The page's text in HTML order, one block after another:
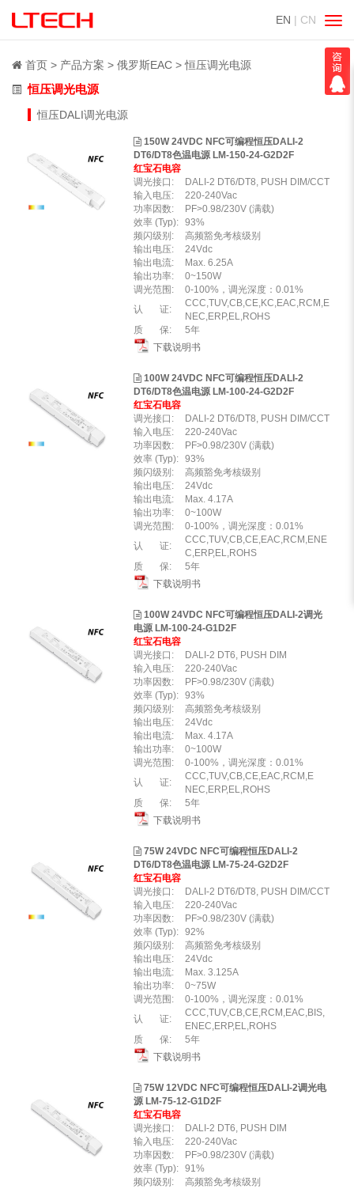
EN | CN
切
换
导
航
首页 产品方案 俄罗斯EAC 恒压调光电源
恒压调光电源
恒压DALI调光电源
150W 24VDC NFC可编程恒压DALI-2
DT6/DT8色温电源 LM-150-24-G2D2F
红宝石电容
调光接口:
DALI-2 DT6/DT8, PUSH DIM/CCT
输入电压:
220-240Vac
功率因数:
PF>0.98/230V (满载)
效率 (Typ): 93%
频闪级别:
高频豁免考核级别
输出电压:
24Vdc
输出电流:
Max. 6.25A
输出功率:
0~150W
调光范围:
0-100%，调光深度：0.01%
认 证:
CCC,TUV,CB,CE,KC,EAC,RCM,E
NEC,ERP,EL,ROHS
质 保:
5年
下载说明书
100W 24VDC NFC可编程恒压DALI-2
DT6/DT8色温电源 LM-100-24-G2D2F
红宝石电容
调光接口:
DALI-2 DT6/DT8, PUSH DIM/CCT
输入电压:
220-240Vac
功率因数:
PF>0.98/230V (满载)
效率 (Typ): 93%
频闪级别:
高频豁免考核级别
输出电压:
24Vdc
输出电流:
Max. 4.17A
输出功率:
0~100W
调光范围:
0-100%，调光深度：0.01%
认 证:
CCC,TUV,CB,CE,EAC,RCM,ENE
C,ERP,EL,ROHS
质 保:
5年
下载说明书
100W 24VDC NFC可编程恒压DALI-2调光
电源 LM-100-24-G1D2F
红宝石电容
调光接口:
DALI-2 DT6, PUSH DIM
输入电压:
220-240Vac
功率因数:
PF>0.98/230V (满载)
效率 (Typ): 93%
频闪级别:
高频豁免考核级别
输出电压:
24Vdc
输出电流:
Max. 4.17A
输出功率:
0~100W
调光范围:
0-100%，调光深度：0.01%
认 证:
CCC,TUV,CB,CE,EAC,RCM,E
NEC,ERP,EL,ROHS
质 保:
5年
下载说明书
75W 24VDC NFC可编程恒压DALI-2
DT6/DT8色温电源 LM-75-24-G2D2F
红宝石电容
调光接口:
DALI-2 DT6/DT8, PUSH DIM/CCT
输入电压:
220-240Vac
功率因数:
PF>0.98/230V (满载)
效率 (Typ): 92%
频闪级别:
高频豁免考核级别
输出电压:
24Vdc
输出电流:
Max. 3.125A
输出功率:
0~75W
调光范围:
0-100%，调光深度：0.01%
认 证:
CCC,TUV,CB,CE,RCM,EAC,BIS,
ENEC,ERP,EL,ROHS
质 保:
5年
下载说明书
75W 12VDC NFC可编程恒压DALI-2调光电
源 LM-75-12-G1D2F
红宝石电容
调光接口:
DALI-2 DT6, PUSH DIM
输入电压:
220-240Vac
功率因数:
PF>0.98/230V (满载)
效率 (Typ): 91%
频闪级别:
高频豁免考核级别